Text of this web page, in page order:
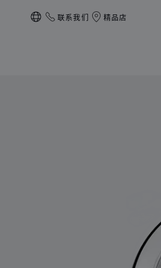
本地化（更改国家/地区）
联系我们 精品店